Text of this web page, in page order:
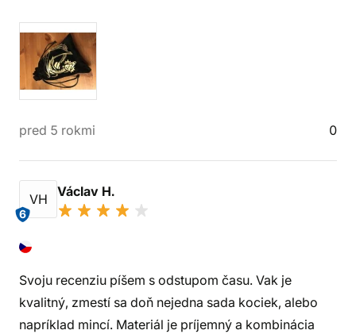
pred 5 rokmi 0
VH
6
Václav H.
Svoju recenziu píšem s odstupom času. Vak je
kvalitný, zmestí sa doň nejedna sada kociek, alebo
napríklad mincí. Materiál je príjemný a kombinácia